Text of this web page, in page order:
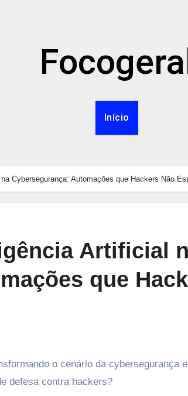
Início
Cybersegurança: Automações que Hackers Não
Artificial
que
defesa contra hackers?